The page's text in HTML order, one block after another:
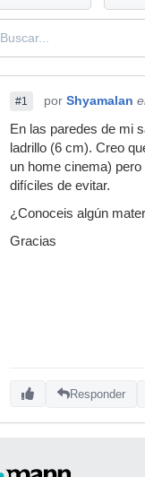
#1 por Shyamalan
En las paredes de mi
ladrillo (6 cm). Creo
un home cinema)
difíciles de evitar.
¿Conoceis algún
Gracias
Responder